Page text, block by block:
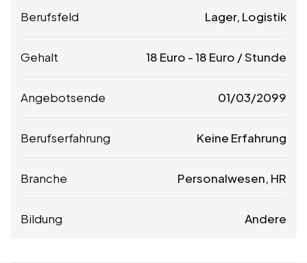
Berufsfeld Lager, Logistik
Gehalt 18 Euro -18 Euro / Stunde
Angebotsende 01/03/2099
Berufserfahrung Keine Erfahrung
Branche Personalwesen, HR
Bildung Andere